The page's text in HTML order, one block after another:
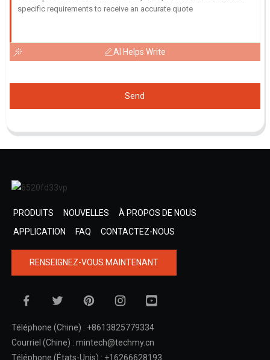
AI Helps Write
Send
PRODUITS NOUVELLES
À PROPOS DE NOUS
APPLICATION
FAQ CONTACTEZ-NOUS
RENSEIGNEZ-VOUS MAINTENANT
Téléphone (Chine) : +8613825779334
Courriel (Chine) : mintech@techmy.cn
Téléphone (États-Unis) : +16266628193